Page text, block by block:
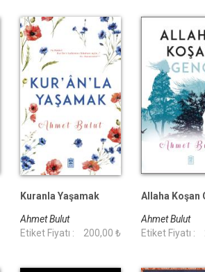
Kuranla Yaşamak
Ahmet Bulut
Etiket Fiyatı :
200,00 ₺
Allaha Koşan
Ahmet Bulut
Etiket Fiyatı :